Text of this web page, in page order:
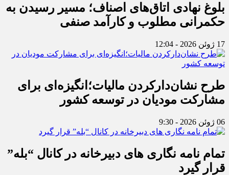
بلوغ نهادی اتاق‌های اصناف؛ مسیر رسیدن به
حکمرانی مطلوب و کارآمد صنفی
17 ژوئن 2026 - 12:04
طرح نشان‌دارکردن مالیات؛انگیزه‌ای برای
مشارکت مودیان در توسعه کشور
06 ژوئن 2026 - 9:30
تمام نامه نگاری های دبیرخانه در کانال “بله”
قرار گیرد